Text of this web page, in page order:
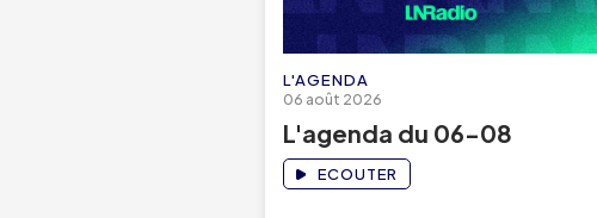
L'AGENDA
06 août 2026
L'agenda du 06-08
ECOUTER